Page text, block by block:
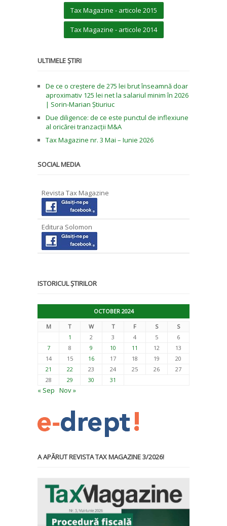
Tax Magazine - articole 2015
Tax Magazine - articole 2014
ULTIMELE ȘTIRI
De ce o creștere de 275 lei brut înseamnă doar
aproximativ 125 lei net la salariul minim în 2026
| Sorin-Marian Știuriuc
Due diligence: de ce este punctul de inflexiune
al oricărei tranzacții M&A
Tax Magazine nr. 3 Mai – Iunie 2026
SOCIAL MEDIA
Revista Tax Magazine
Editura Solomon
ISTORICUL ȘTIRILOR
OCTOBER 2024
M
T W T F S
S
1
2 3 4 5
6
7
8 9 10 11 12
13
14
15 16 17 18 19
20
21
22 23 24 25 26
27
28
29 30 31
« Sep Nov »
A APĂRUT REVISTA TAX MAGAZINE 3/2026!